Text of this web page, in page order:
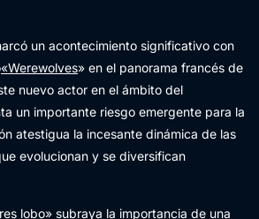
un acontecimiento significativo con
«Werewolves» en el panorama francés de
nuevo actor en el ámbito del
un importante riesgo emergente para la
atestigua la incesante dinámica de las
evolucionan y se diversifican
lobo» subraya la importancia de una